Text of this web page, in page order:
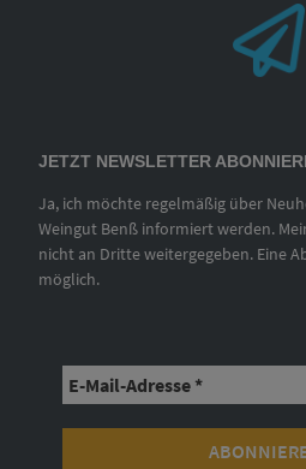
JETZT NEWSLETTER
Ja, ich möchte regelmäßig über
Weingut Benß informiert werden.
nicht an Dritte weitergegeben. Eine
möglich.